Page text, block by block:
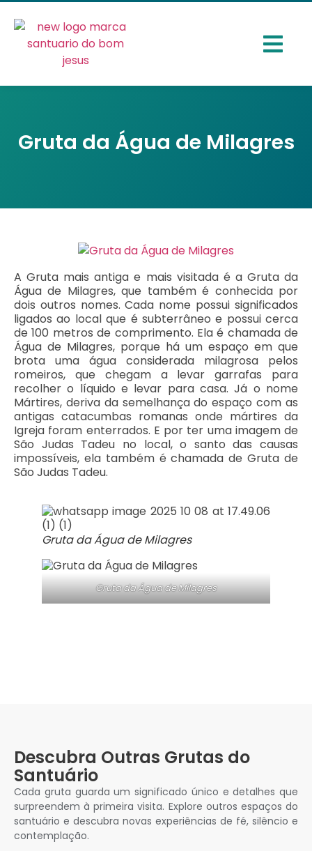
Gruta da Água de Milagres
A Gruta mais antiga e mais visitada é a Gruta da
Água de Milagres, que também é conhecida por
dois outros nomes. Cada nome possui significados
ligados ao local que é subterrâneo e possui cerca
de 100 metros de comprimento. Ela é chamada de
Água de Milagres, porque há um espaço em que
brota uma água considerada milagrosa pelos
romeiros, que chegam a levar garrafas para
recolher o líquido e levar para casa. Já o nome
Mártires, deriva da semelhança do espaço com as
antigas catacumbas romanas onde mártires da
Igreja foram enterrados. E por ter uma imagem de
São Judas Tadeu no local, o santo das causas
impossíveis, ela também é chamada de Gruta de
São Judas Tadeu.
Gruta da Água de Milagres
Gruta da Água de Milagres
Descubra Outras Grutas do
Santuário
Cada gruta guarda um significado único e detalhes que
surpreendem à primeira visita. Explore outros espaços do
santuário e descubra novas experiências de fé, silêncio e
contemplação.